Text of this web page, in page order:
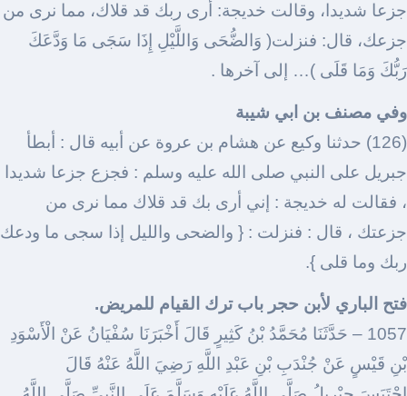
جزعا شديدا، وقالت خديجة: أرى ربك قد قلاك، مما نرى من
جزعك، قال: فنزلت( وَالضُّحَى وَاللَّيْلِ إِذَا سَجَى مَا وَدَّعَكَ
رَبُّكَ وَمَا قَلَى )… إلى آخرها .
وفي مصنف بن ابي شيبة
(126) حدثنا وكيع عن هشام بن عروة عن أبيه قال : أبطأ
جبريل على النبي صلى الله عليه وسلم : فجزع جزعا شديدا
، فقالت له خديجة : إني أرى بك قد قلاك مما نرى من
جزعتك ، قال : فنزلت : { والضحى والليل إذا سجى ما ودعك
ربك وما قلى }.
فتح الباري لأبن حجر باب ترك القيام للمريض.
1057 – حَدَّثَنَا مُحَمَّدُ بْنُ كَثِيرٍ قَالَ أَخْبَرَنَا سُفْيَانُ عَنْ الْأَسْوَدِ
بْنِ قَيْسٍ عَنْ جُنْدَبِ بْنِ عَبْدِ اللَّهِ رَضِيَ اللَّهُ عَنْهُ قَالَ